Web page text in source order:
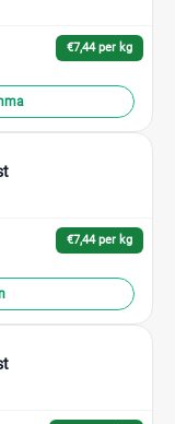
€7,44 per kg
€7,44 per kg